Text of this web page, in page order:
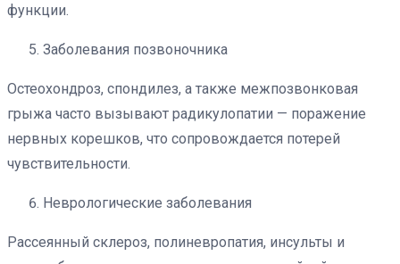
функции.
Заболевания позвоночника
Остеохондроз, спондилез, а также межпозвонковая
грыжа часто вызывают радикулопатии — поражение
нервных корешков, что сопровождается потерей
чувствительности.
Неврологические заболевания
Рассеянный склероз, полиневропатия, инсульты и